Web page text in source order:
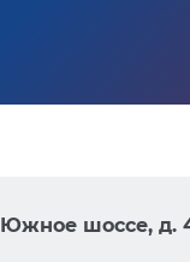
Южное шоссе, д.